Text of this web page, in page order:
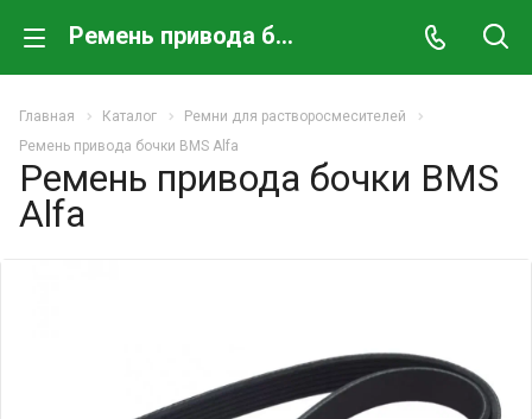
Ремень привода бочки BMS Alfa
Главная Каталог
Ремни для растворосмесителей
Ремень привода бочки BMS Alfa
Ремень привода бочки BMS
Alfa